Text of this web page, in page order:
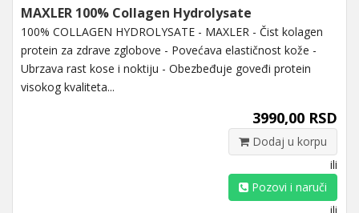
MAXLER 100% Collagen Hydrolysate
100% COLLAGEN HYDROLYSATE - MAXLER - Čist kolagen
protein za zdrave zglobove - Povećava elastičnost kože -
Ubrzava rast kose i noktiju - Obezbeđuje goveđi protein
visokog kvaliteta...
3990,00 RSD
Dodaj u korpu
ili
Pozovi i naruči
ili